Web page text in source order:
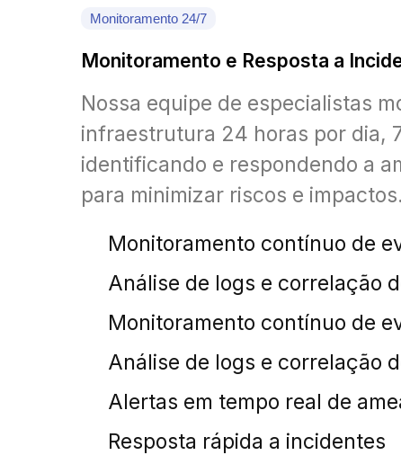
Monitoramento 24/7
Monitoramento e Resposta a
Nossa equipe de especialistas
infraestrutura 24 horas por dia,
identificando e respondendo a
para minimizar riscos e impactos.
Monitoramento contínuo de
Análise de logs e correlação
Monitoramento contínuo de
Análise de logs e correlação
Alertas em tempo real de
Resposta rápida a incidentes